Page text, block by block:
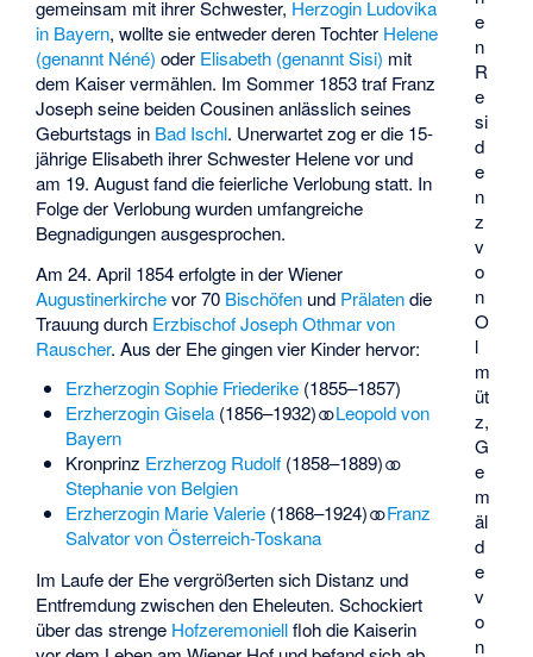
e
n
R
e
si
d
e
n
z
v
o
n
O
l
m
üt
z,
G
e
m
äl
d
e
v
o
n
gemeinsam mit ihrer Schwester, Herzogin Ludovika
in Bayern, wollte sie entweder deren Tochter Helene
(genannt Néné) oder Elisabeth (genannt Sisi) mit
dem Kaiser vermählen. Im Sommer 1853 traf Franz
Joseph seine beiden Cousinen anlässlich seines
Geburtstags in Bad Ischl. Unerwartet zog er die 15-
jährige Elisabeth ihrer Schwester Helene vor und
am 19. August fand die feierliche Verlobung statt. In
Folge der Verlobung wurden umfangreiche
Begnadigungen ausgesprochen.
Am 24. April 1854 erfolgte in der Wiener
Augustinerkirchevor 70 Bischöfen und Prälatendie
Trauung durch Erzbischof Joseph Othmar von
Rauscher. Aus der Ehe gingen vier Kinder hervor:
Erzherzogin Sophie Friederike(1855–1857)
Erzherzogin Gisela(1856–1932) ⚭Leopold von
Bayern
Kronprinz Erzherzog Rudolf(1858–1889) ⚭
Stephanie von Belgien
Erzherzogin Marie Valerie(1868–1924) ⚭Franz
Salvator von Österreich-Toskana
Im Laufe der Ehe vergrößerten sich Distanz und
Entfremdung zwischen den Eheleuten. Schockiert
über das strenge Hofzeremoniellfloh die Kaiserin